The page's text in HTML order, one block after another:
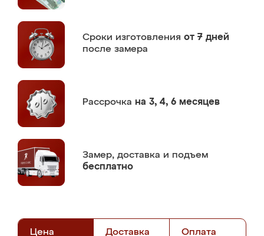
Сроки изготовления от 7 дней
после замера
Рассрочка на 3, 4, 6 месяцев
Замер, доставка и подъем
бесплатно
Цена Доставка Оплата